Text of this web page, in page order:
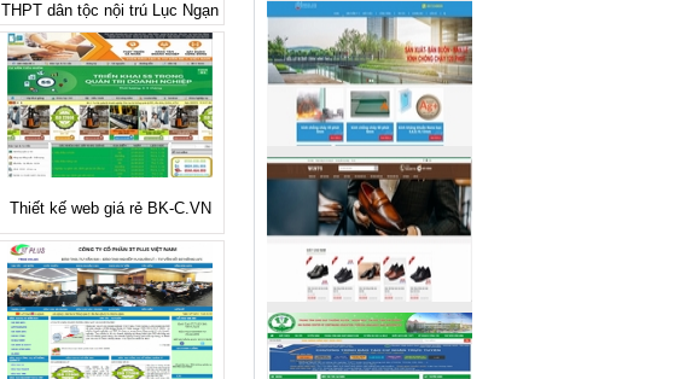
THPT dân tộc nội trú Lục Ngạn
Thiết kế web giá rẻ BK-C.VN